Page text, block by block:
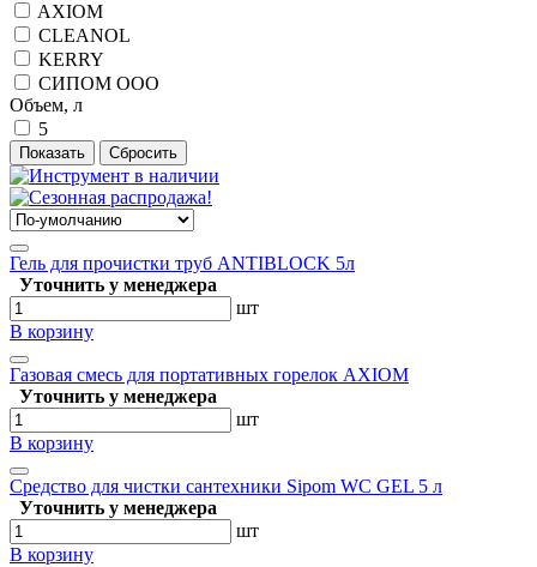
AXIOM
CLEANOL
KERRY
СИПОМ ООО
Объем, л
5
Гель для прочистки труб ANTIBLOCK 5л
Уточнить у менеджера
шт
В корзину
Газовая смесь для портативных горелок AXIOM
Уточнить у менеджера
шт
В корзину
Средство для чистки сантехники Sipom WC GEL 5 л
Уточнить у менеджера
шт
В корзину